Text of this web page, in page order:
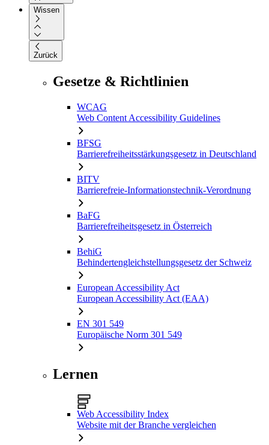
Wissen
Zurück
Gesetze & Richtlinien
WCAG
Web Content Accessibility Guidelines
BFSG
Barrierefreiheitsstärkungsgesetz in Deutschland
BITV
Barrierefreie-Informationstechnik-Verordnung
BaFG
Barrierefreiheitsgesetz in Österreich
BehiG
Behindertengleichstellungsgesetz der Schweiz
European Accessibility Act
European Accessibility Act (EAA)
EN 301 549
Europäische Norm 301 549
Lernen
Web Accessibility Index
Website mit der Branche vergleichen